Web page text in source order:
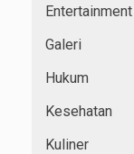
Entertainment
Galeri
Hukum
Kesehatan
Kuliner